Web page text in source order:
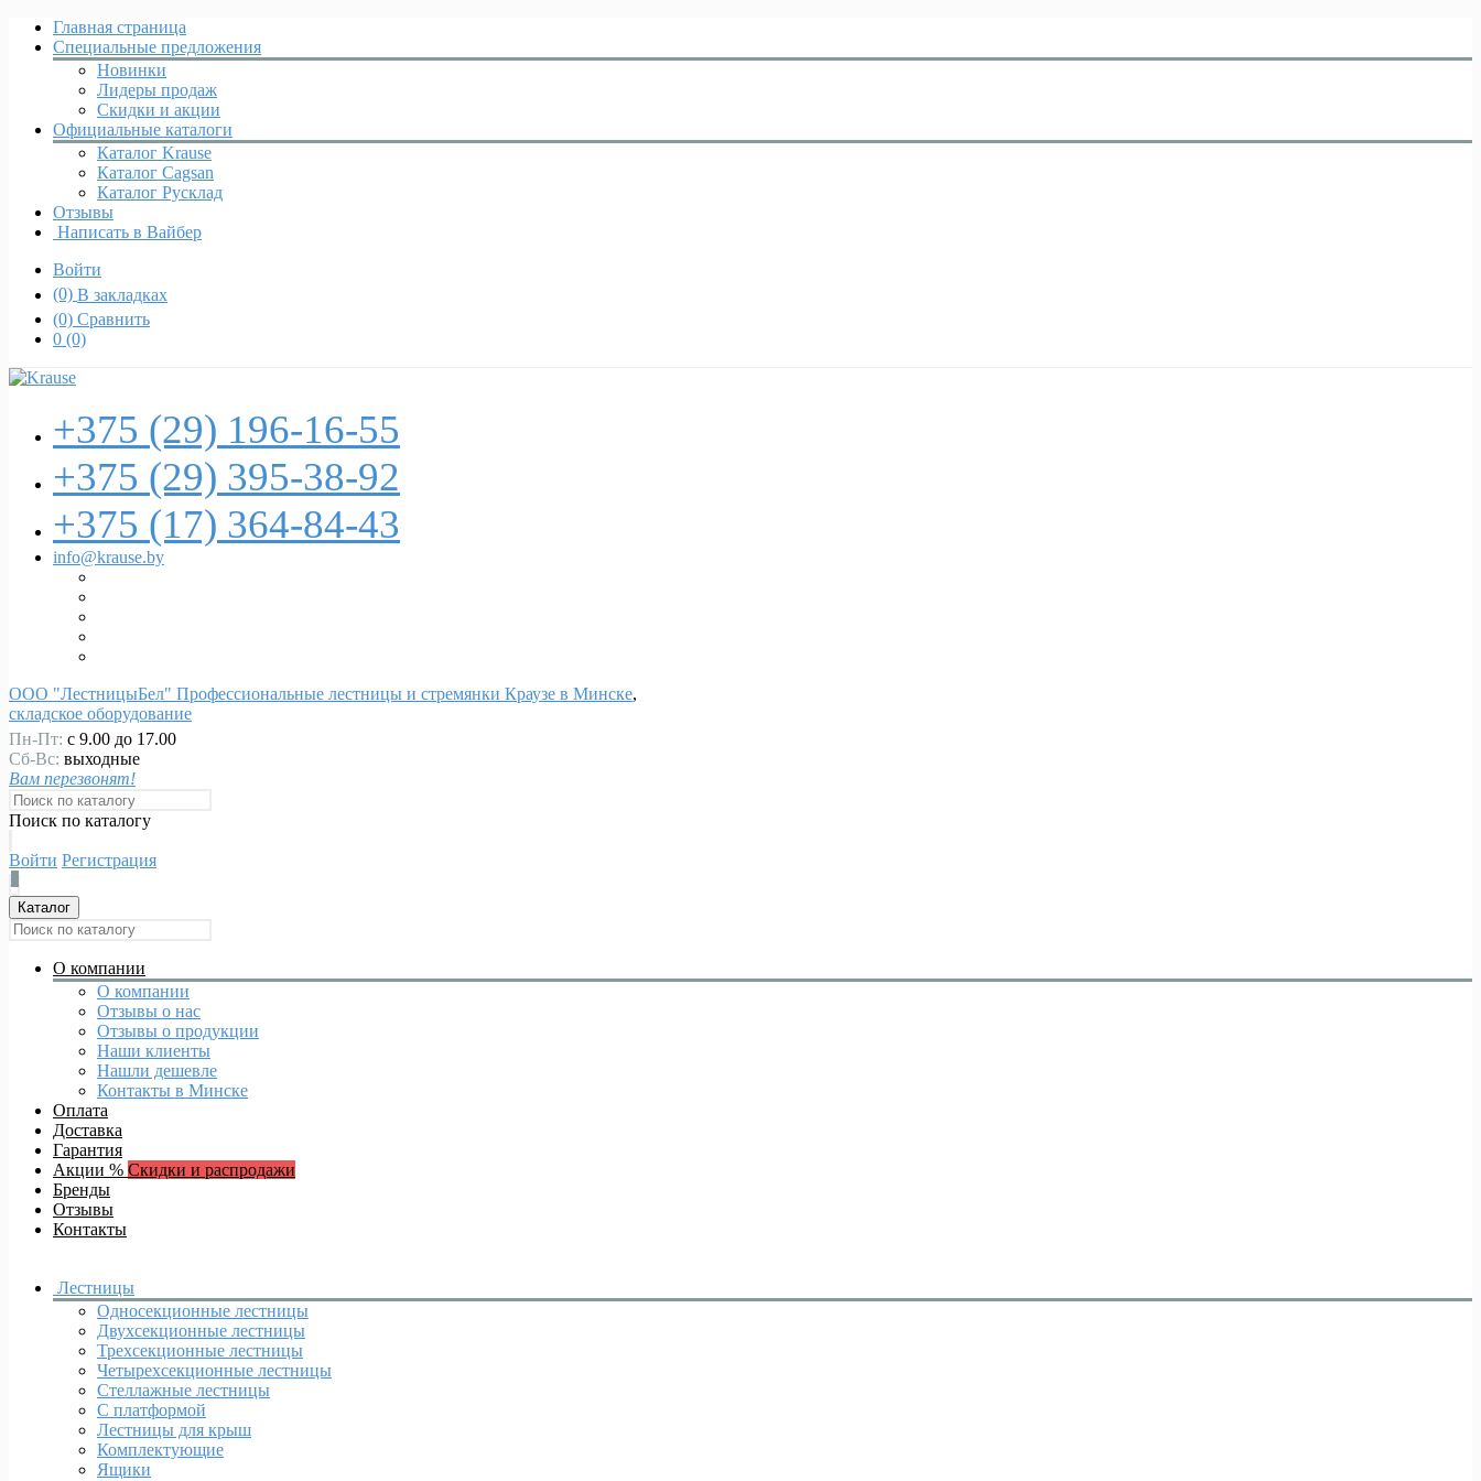
Главная страница
Специальные предложения
Новинки
Лидеры продаж
Скидки и акции
Официальные каталоги
Каталог Krause
Каталог Cagsan
Каталог Русклад
Отзывы
Написать в Вайбер
Войти
(0) В закладках
(0) Сравнить
0 (0)
+375 (29) 196-16-55
+375 (29) 395-38-92
+375 (17) 364-84-43
info@krause.by
ООО "ЛестницыБел" Профессиональные лестницы и стремянки Краузе в Минске,
складское оборудование
Пн-Пт: с 9.00 до 17.00
Сб-Вс: выходные
Вам перезвонят!
Поиск по каталогу
Войти Регистрация
Каталог
О компании
О компании
Отзывы о нас
Отзывы о продукции
Наши клиенты
Нашли дешевле
Контакты в Минске
Оплата
Доставка
Гарантия
Акции % Скидки и распродажи
Бренды
Отзывы
Контакты
Лестницы
Односекционные лестницы
Двухсекционные лестницы
Трехсекционные лестницы
Четырехсекционные лестницы
Стеллажные лестницы
С платформой
Лестницы для крыш
Комплектующие
Ящики